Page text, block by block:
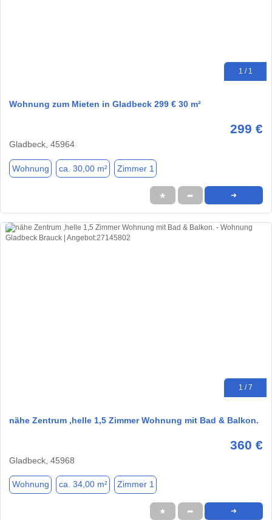
1 / 1
Wohnung zum Mieten in Gladbeck 299 € 30 m²
299 €
Gladbeck, 45964
Wohnung ca. 30,00 m² Zimmer 1
★ ➦ ➜
1 / 7
nähe Zentrum ,helle 1,5 Zimmer Wohnung mit Bad & Balkon.
360 €
Gladbeck, 45968
Wohnung ca. 34,00 m² Zimmer 1
★ ➦ ➜